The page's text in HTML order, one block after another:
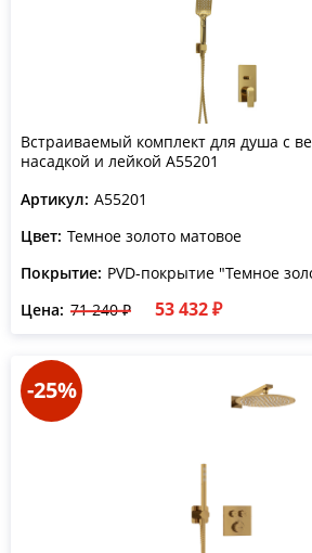
Встраиваемый комплект для душа с
насадкой и лейкой A55201
Артикул: A55201
Цвет: Темное золото матовое
Покрытие: PVD-покрытие "Темное
Цена: 71 240 ₽ 53 432 ₽
-25%